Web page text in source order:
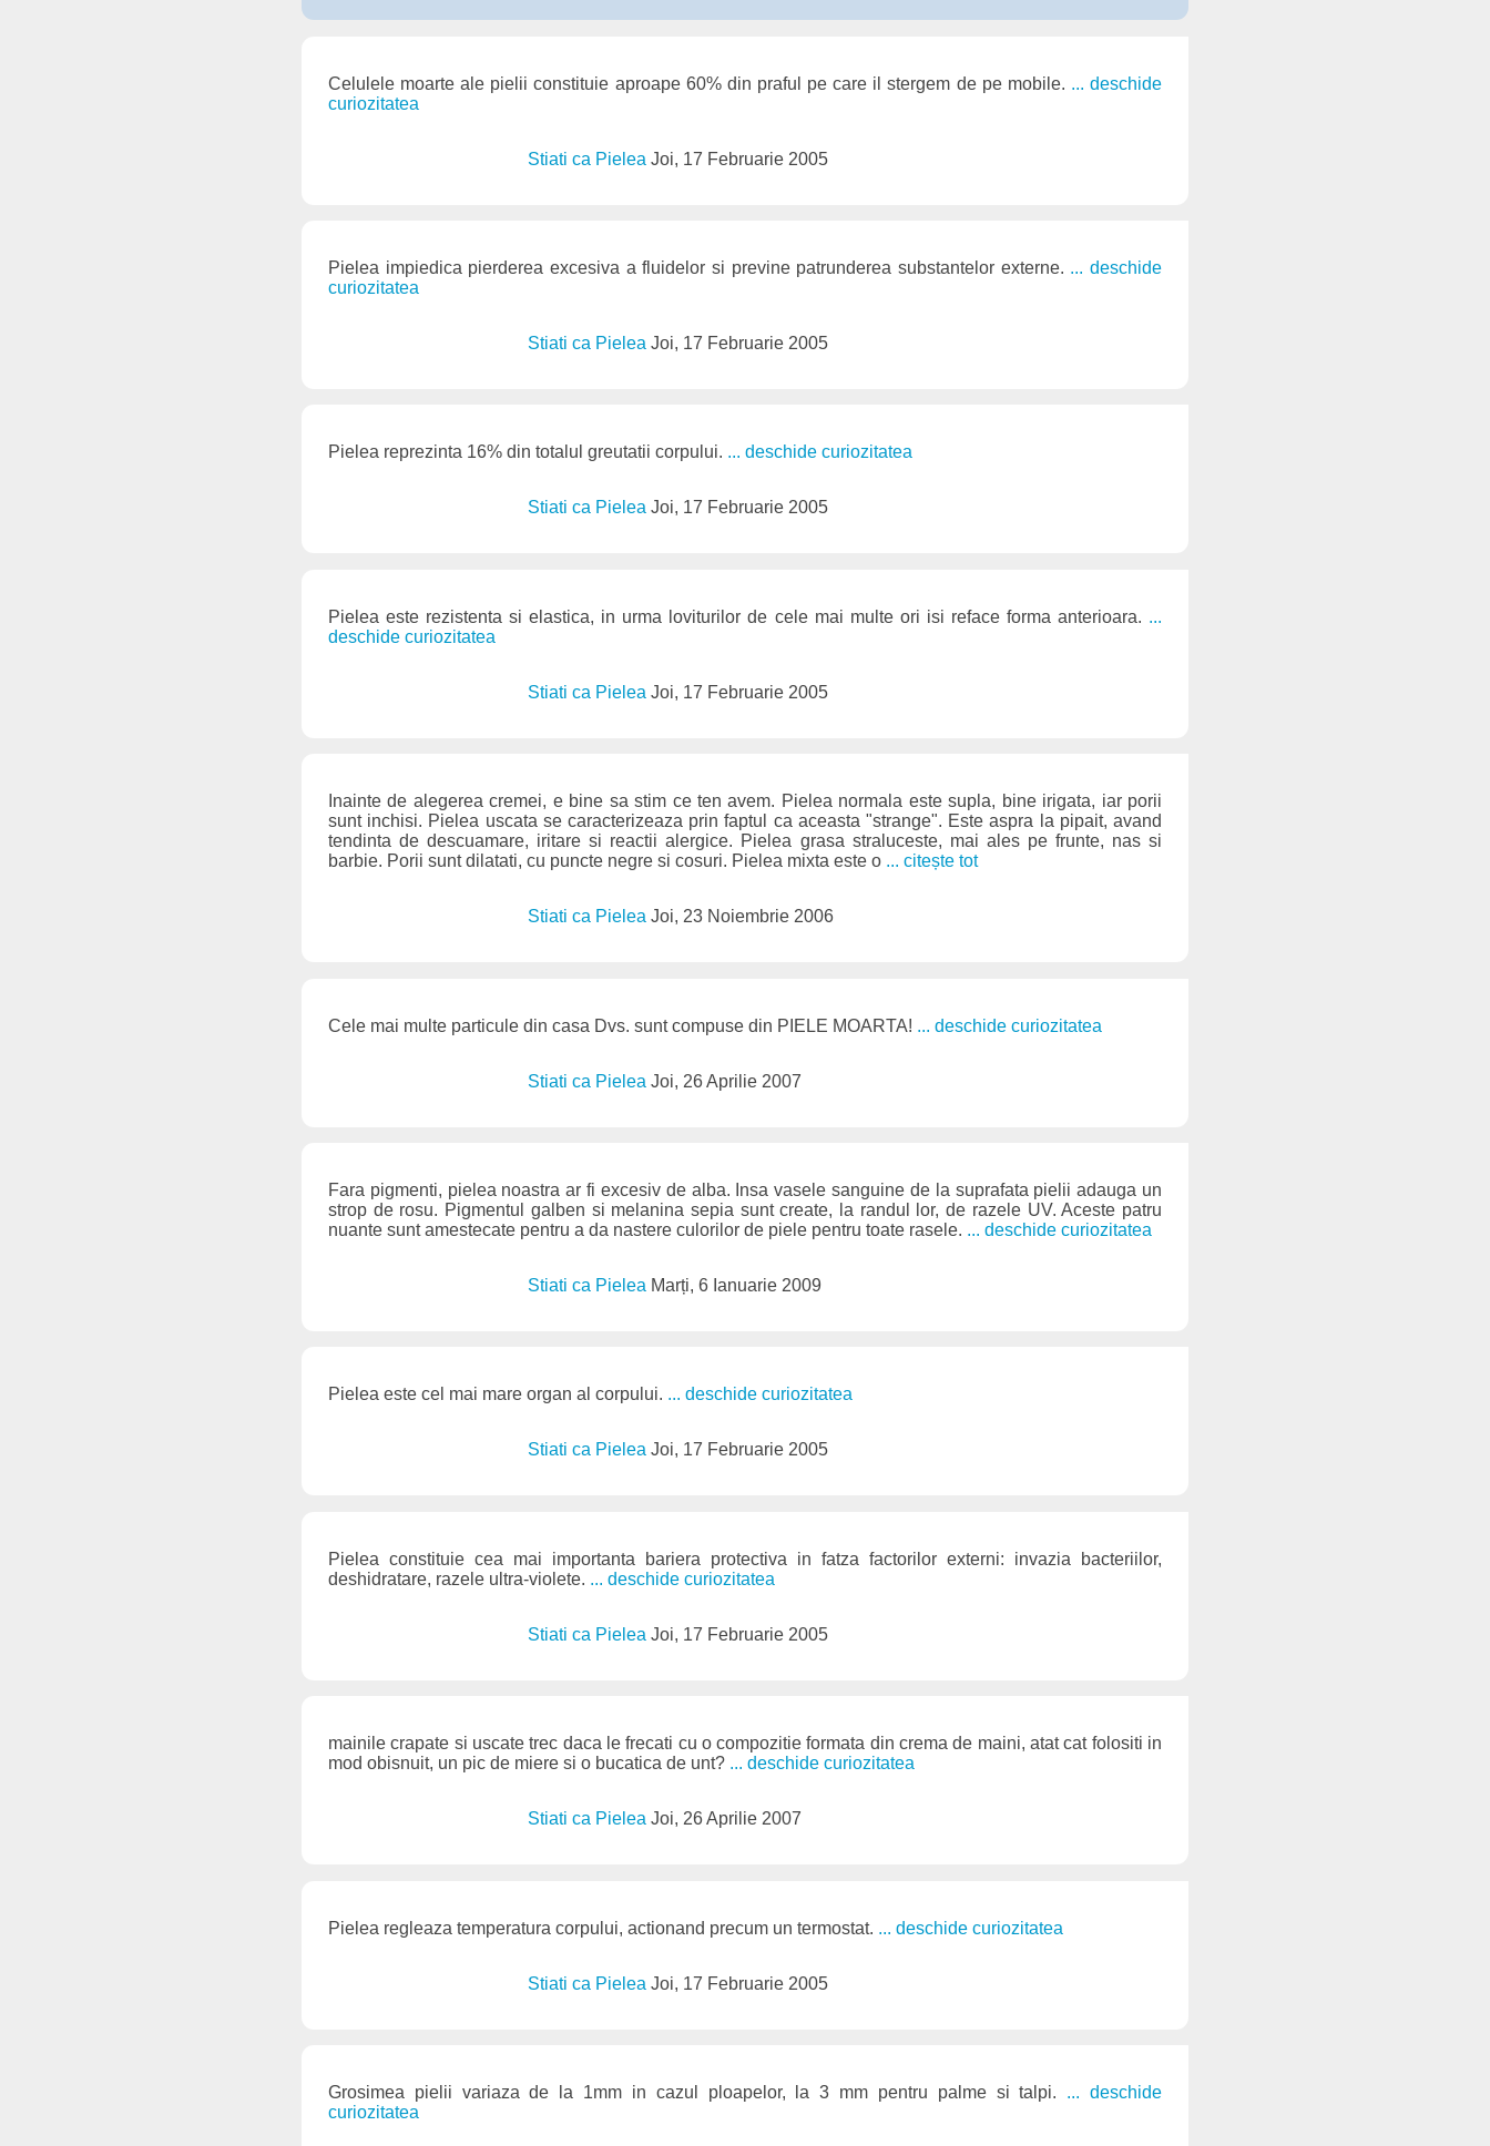
Celulele moarte ale pielii constituie aproape 60% din praful pe care il stergem de pe mobile. ... deschide
curiozitatea
Stiati ca PieleaJoi, 17 Februarie 2005
Pielea impiedica pierderea excesiva a fluidelor si previne patrunderea substantelor externe. ... deschide
curiozitatea
Stiati ca PieleaJoi, 17 Februarie 2005
Pielea reprezinta 16% din totalul greutatii corpului. ... deschide curiozitatea
Stiati ca PieleaJoi, 17 Februarie 2005
Pielea este rezistenta si elastica, in urma loviturilor de cele mai multe ori isi reface forma anterioara. ...
deschide curiozitatea
Stiati ca PieleaJoi, 17 Februarie 2005
Inainte de alegerea cremei, e bine sa stim ce ten avem. Pielea normala este supla, bine irigata, iar porii
sunt inchisi. Pielea uscata se caracterizeaza prin faptul ca aceasta "strange". Este aspra la pipait, avand
tendinta de descuamare, iritare si reactii alergice. Pielea grasa straluceste, mai ales pe frunte, nas si
barbie. Porii sunt dilatati, cu puncte negre si cosuri. Pielea mixta este o ... citește tot
Stiati ca PieleaJoi, 23 Noiembrie 2006
Cele mai multe particule din casa Dvs. sunt compuse din PIELE MOARTA! ... deschide curiozitatea
Stiati ca PieleaJoi, 26 Aprilie 2007
Fara pigmenti, pielea noastra ar fi excesiv de alba. Insa vasele sanguine de la suprafata pielii adauga un
strop de rosu. Pigmentul galben si melanina sepia sunt create, la randul lor, de razele UV. Aceste patru
nuante sunt amestecate pentru a da nastere culorilor de piele pentru toate rasele. ... deschide curiozitatea
Stiati ca Pielea Marți, 6 Ianuarie 2009
Pielea este cel mai mare organ al corpului. ... deschide curiozitatea
Stiati ca PieleaJoi, 17 Februarie 2005
Pielea constituie cea mai importanta bariera protectiva in fatza factorilor externi: invazia bacteriilor,
deshidratare, razele ultra-violete. ... deschide curiozitatea
Stiati ca PieleaJoi, 17 Februarie 2005
mainile crapate si uscate trec daca le frecati cu o compozitie formata din crema de maini, atat cat folositi in
mod obisnuit, un pic de miere si o bucatica de unt? ... deschide curiozitatea
Stiati ca PieleaJoi, 26 Aprilie 2007
Pielea regleaza temperatura corpului, actionand precum un termostat. ... deschide curiozitatea
Stiati ca PieleaJoi, 17 Februarie 2005
Grosimea pielii variaza de la 1mm in cazul ploapelor, la 3 mm pentru palme si talpi. ... deschide
curiozitatea